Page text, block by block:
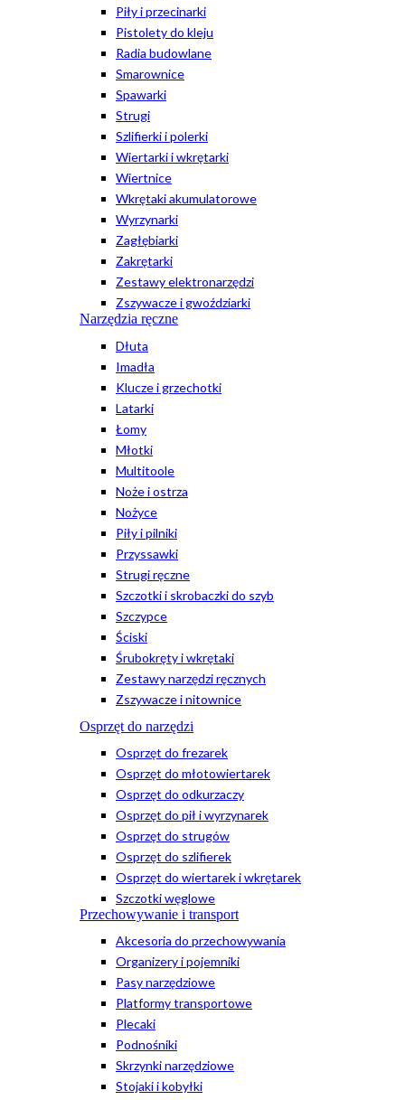
Piły i przecinarki
Pistolety do kleju
Radia budowlane
Smarownice
Spawarki
Strugi
Szlifierki i polerki
Wiertarki i wkrętarki
Wiertnice
Wkrętaki akumulatorowe
Wyrzynarki
Zagłębiarki
Zakrętarki
Zestawy elektronarzędzi
Zszywacze i gwoździarki
Narzędzia ręczne
Dłuta
Imadła
Klucze i grzechotki
Latarki
Łomy
Młotki
Multitoole
Noże i ostrza
Nożyce
Piły i pilniki
Przyssawki
Strugi ręczne
Szczotki i skrobaczki do szyb
Szczypce
Ściski
Śrubokręty i wkrętaki
Zestawy narzędzi ręcznych
Zszywacze i nitownice
Osprzęt do narzędzi
Osprzęt do frezarek
Osprzęt do młotowiertarek
Osprzęt do odkurzaczy
Osprzęt do pił i wyrzynarek
Osprzęt do strugów
Osprzęt do szlifierek
Osprzęt do wiertarek i wkrętarek
Szczotki węglowe
Przechowywanie i transport
Akcesoria do przechowywania
Organizery i pojemniki
Pasy narzędziowe
Platformy transportowe
Plecaki
Podnośniki
Skrzynki narzędziowe
Stojaki i kobyłki